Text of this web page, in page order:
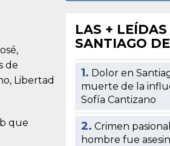
de
Libertad
que
LAS +
SANTIAGO
1. Dolor en
muerte de la
Sofía Cantizano
2. Crimen
hombre fue